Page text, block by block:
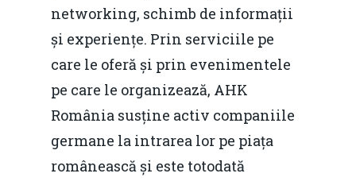
networking, schimb de informații
și experiențe. Prin serviciile pe
care le oferă și prin evenimentele
pe care le organizează, AHK
România susține activ companiile
germane la intrarea lor pe piața
românească și este totodată